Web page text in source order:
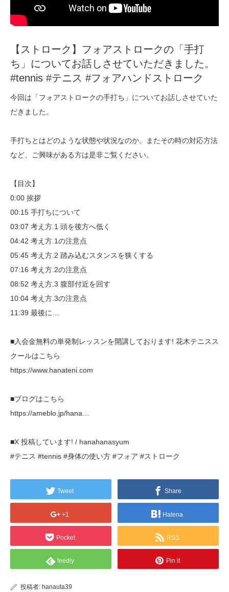
【ストローク】フォアストロークの「手打
ち」についてお話しさせていただきました。
#tennis #テニス #フォアハンドストローク
今回は「フォアストロークの手打ち」についてお話しさせていた
だきました。
手打ちとはどのような状態や状況なのか。またその時の対応方法
など、ご興味がある方は是非ご覧ください。
【目次】
0:00 挨拶
00:15 手打ちについて
03:07 考え方.1 頭を後方へ低く
04:42 考え方.1の注意点
05:45 考え方.2 踏み込むスタンスを狭くする
07:16 考え方.2の注意点
08:52 考え方.3 腹部付近を回す
10:04 考え方.3の注意点
11:39 最後に…
■入会金無料の単発制レッスンを開講しております! 花木テニスス
クールはこちら
https://www.hanateni.com
■ブログはこちら
https://ameblo.jp/hana…
■X 投稿しています! / hanahanasyum
#テニス #tennis #身体の使い方 #フォア #ストローク
Tweet Share
+1 Hatena
Pocket RSS
feedly Pin it
投稿者: hanauta39